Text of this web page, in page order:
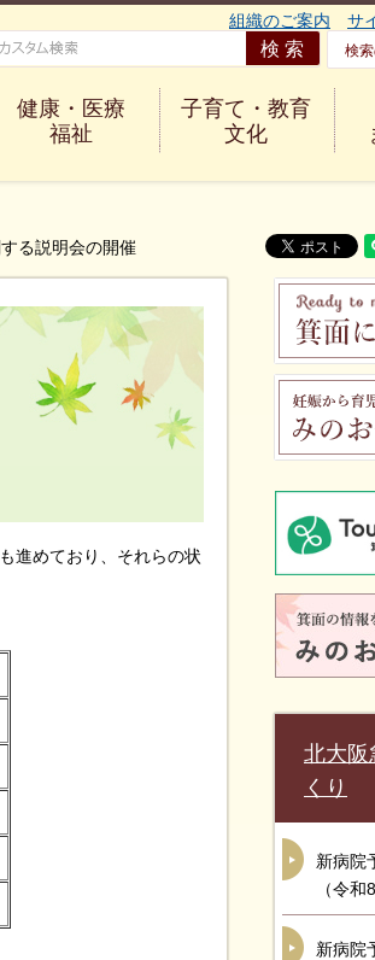
組織のご案内 サ
検
健康・医療
福祉
子育て・教育
文化
る説明会の開催
進めており、それらの状
北大阪
くり
新病院
（令
新病院